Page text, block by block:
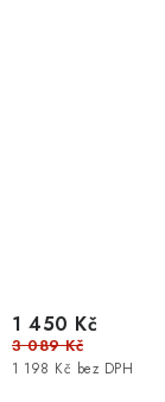
1 198 Kč bez DPH
1 450 Kč
3 089 Kč